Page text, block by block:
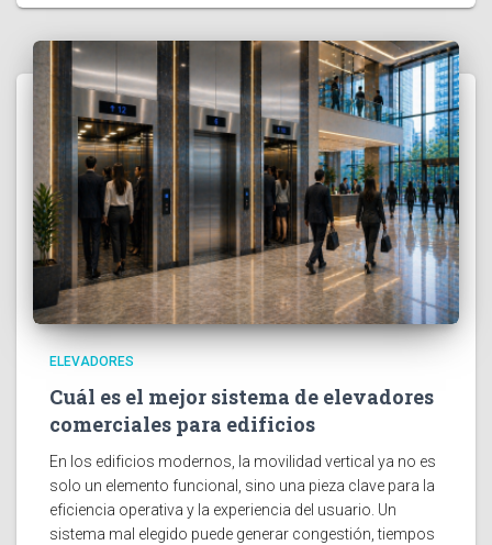
ELEVADORES
Cuál es el mejor sistema de elevadores
comerciales para edificios
En los edificios modernos, la movilidad vertical ya no es
solo un elemento funcional, sino una pieza clave para la
eficiencia operativa y la experiencia del usuario. Un
sistema mal elegido puede generar congestión, tiempos